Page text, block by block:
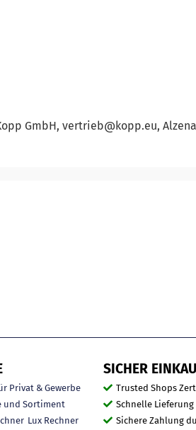
GmbH, vertrieb@kopp.eu,
Privat & Gewerbe
und Sortiment
Lux Rechner
SICHER
Trusted Shops
Schnelle Lieferung
Sichere Zahlung